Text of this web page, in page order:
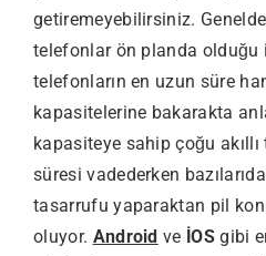
getiremeyebilirsiniz.
telefonlar ön planda olduğu
telefonların en uzun süre
kapasitelerine bakarakta
kapasiteye sahip çoğu
süresi vadederken
tasarrufu yaparaktan pil
oluyor. Android ve İOS gibi